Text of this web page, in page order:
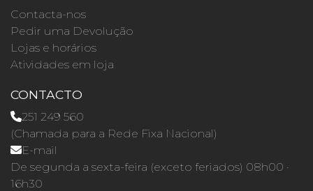
Contacta-nos
Pedir uma Devolução
Lojas e horários
Atividades em loja
CONTACTO
251 249 560
(Chamada para a Rede Fixa Nacional)
E-mail
De segunda a sexta-feira (exceto feriados) 08h00 ·
16h30